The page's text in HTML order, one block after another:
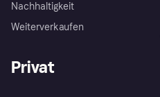
Nachhaltigkeit
Weiterverkaufen
Privat